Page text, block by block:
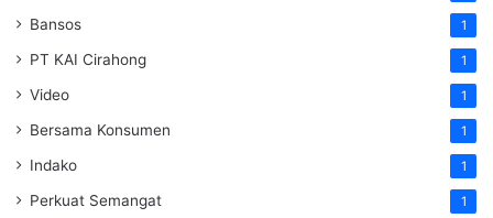
Bansos 1
PT KAI Cirahong 1
Video 1
Bersama Konsumen 1
Indako 1
Perkuat Semangat 1